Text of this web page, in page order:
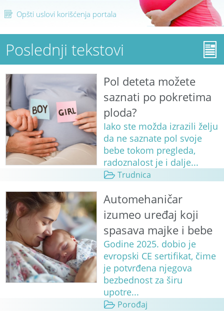
Opšti uslovi korišćenja portala
Poslednji tekstovi
Pol deteta možete
saznati po pokretima
ploda?
Iako ste možda izrazili želju
da ne saznate pol svoje
bebe tokom pregleda,
radoznalost je i dalje...
Trudnica
Automehaničar
izumeo uređaj koji
spasava majke i bebe
Godine 2025. dobio je
evropski CE sertifikat, čime
je potvrđena njegova
bezbednost za širu
upotre...
Porođaj